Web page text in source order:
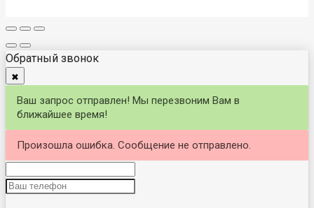
Обратный звонок
✖
Ваш запрос отправлен! Мы перезвоним Вам в
ближайшее время!
Произошла ошибка. Сообщение не отправлено.